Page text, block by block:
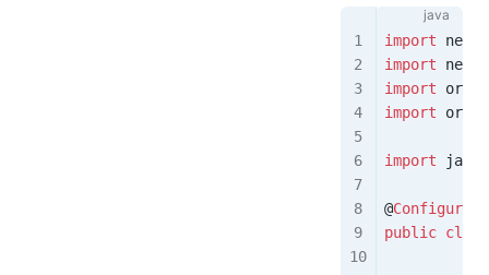
import
import
import
import
import
@
public class